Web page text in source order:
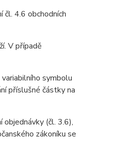
4.6 obchodních
V případě
symbolu
příslušné částky na
(čl. 3.6),
zákoníku se